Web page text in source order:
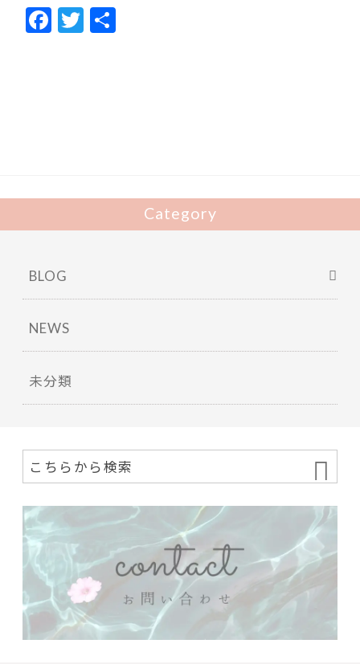
F
ac
T
w
Category
BLOG
NEWS
未分類